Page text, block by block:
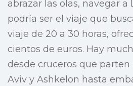
abrazar las olas, navegar a
podría ser el viaje que
viaje de 20 a 30 horas,
cientos de euros. Hay
desde cruceros que parten
Aviv y Ashkelon hasta